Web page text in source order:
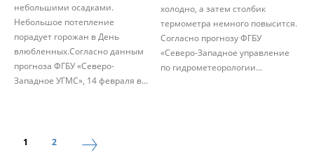
небольшими осадками.
Небольшое потепление
порадует горожан в День
влюбленных.Согласно данным
прогноза ФГБУ «Северо-
Западное УГМС», 14 февраля в...
холодно, а затем столбик
термометра немного повысится.
Согласно прогнозу ФГБУ
«Северо-Западное управление
по гидрометеорологии...
1 2